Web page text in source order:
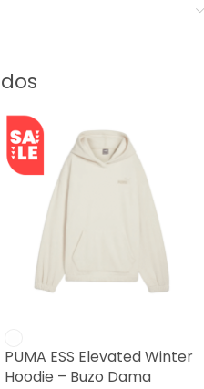
PUMA ESS Elevated Winter
Hoodie – Buzo Dama